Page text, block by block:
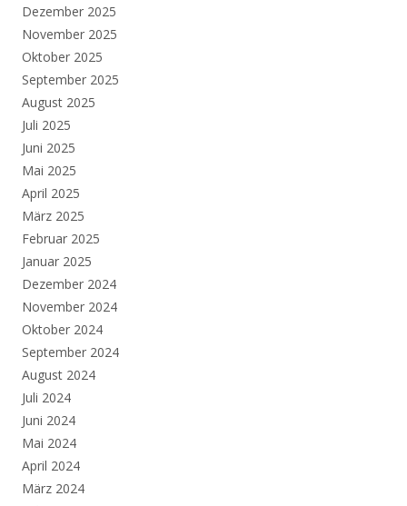
Dezember 2025
November 2025
Oktober 2025
September 2025
August 2025
Juli 2025
Juni 2025
Mai 2025
April 2025
März 2025
Februar 2025
Januar 2025
Dezember 2024
November 2024
Oktober 2024
September 2024
August 2024
Juli 2024
Juni 2024
Mai 2024
April 2024
März 2024